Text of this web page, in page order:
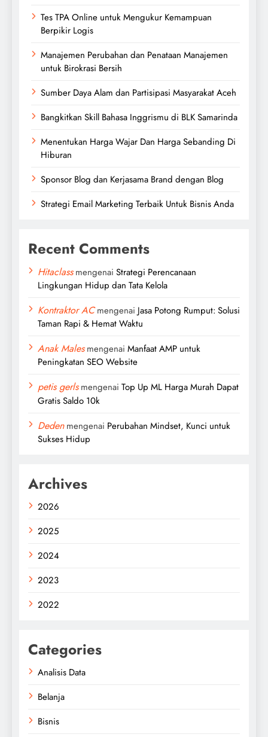
Tes TPA Online untuk Mengukur Kemampuan
Berpikir Logis
Manajemen Perubahan dan Penataan Manajemen
untuk Birokrasi Bersih
Sumber Daya Alam dan Partisipasi Masyarakat Aceh
Bangkitkan Skill Bahasa Inggrismu di BLK Samarinda
Menentukan Harga Wajar Dan Harga Sebanding Di
Hiburan
Sponsor Blog dan Kerjasama Brand dengan Blog
Strategi Email Marketing Terbaik Untuk Bisnis Anda
Recent Comments
Hitaclassmengenai Strategi Perencanaan
Lingkungan Hidup dan Tata Kelola
Kontraktor ACmengenai Jasa Potong Rumput: Solusi
Taman Rapi & Hemat Waktu
Anak Malesmengenai Manfaat AMP untuk
Peningkatan SEO Website
petis gerlsmengenai Top Up ML Harga Murah Dapat
Gratis Saldo 10k
Dedenmengenai Perubahan Mindset, Kunci untuk
Sukses Hidup
Archives
2026
2025
2024
2023
2022
Categories
Analisis Data
Belanja
Bisnis